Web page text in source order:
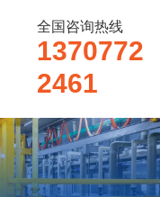
全国咨询热线
1370772
2461